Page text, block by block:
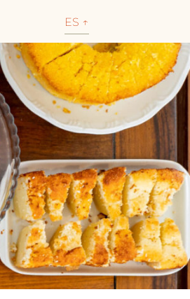
ES ↑